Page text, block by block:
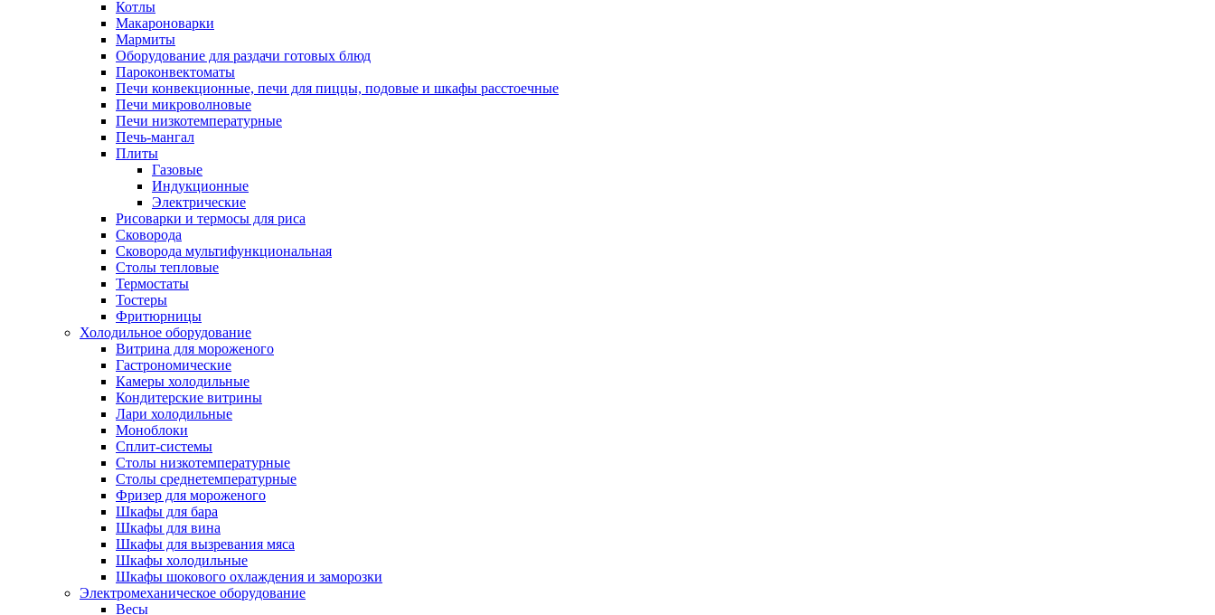
Котлы
Макароноварки
Мармиты
Оборудование для раздачи готовых блюд
Пароконвектоматы
Печи конвекционные, печи для пиццы, подовые и шкафы расстоечные
Печи микроволновые
Печи низкотемпературные
Печь-мангал
Плиты
Газовые
Индукционные
Электрические
Рисоварки и термосы для риса
Сковорода
Сковорода мультифункциональная
Столы тепловые
Термостаты
Тостеры
Фритюрницы
Холодильное оборудование
Витрина для мороженого
Гастрономические
Камеры холодильные
Кондитерские витрины
Лари холодильные
Моноблоки
Сплит-системы
Столы низкотемпературные
Столы среднетемпературные
Фризер для мороженого
Шкафы для бара
Шкафы для вина
Шкафы для вызревания мяса
Шкафы холодильные
Шкафы шокового охлаждения и заморозки
Электромеханическое оборудование
Весы